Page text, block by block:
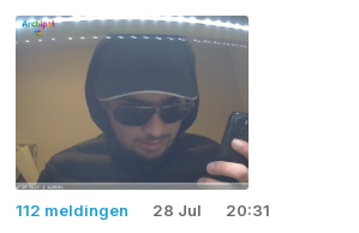
112 meldingen 28 Jul 20:31